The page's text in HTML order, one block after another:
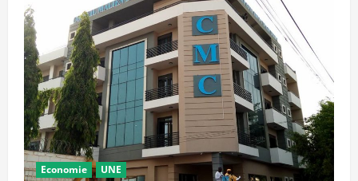
Economie UNE